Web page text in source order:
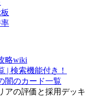
略wiki
| 検索機能付き！
闇のカード一覧
アの評価と採用デッキ